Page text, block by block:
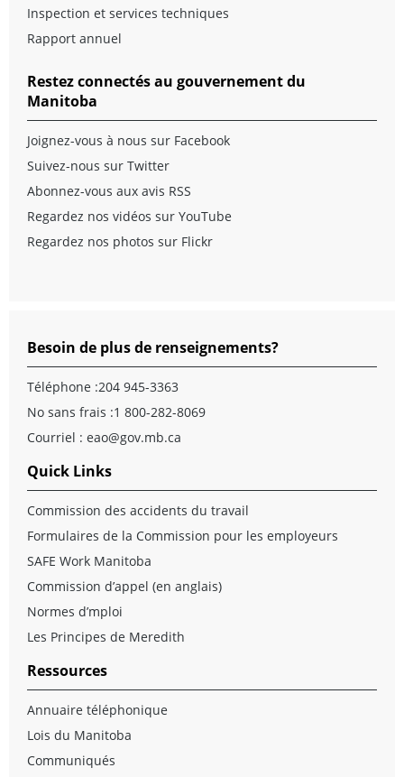
Inspection et services techniques
Rapport annuel
Restez connectés au gouvernement du
Manitoba
Joignez-vous à nous sur Facebook
Suivez-nous sur Twitter
Abonnez-vous aux avis RSS
Regardez nos vidéos sur YouTube
Regardez nos photos sur Flickr
Besoin de plus de renseignements?
Téléphone :204 945-3363
No sans frais :1 800-282-8069
Courriel : eao@gov.mb.ca
Quick Links
Commission des accidents du travail
Formulaires de la Commission pour les employeurs
SAFE Work Manitoba
Commission d’appel (en anglais)
Normes d’mploi
Les Principes de Meredith
Ressources
Annuaire téléphonique
Lois du Manitoba
Communiqués